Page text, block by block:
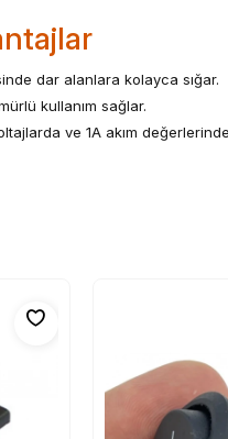
dar alanlara kolayca sığar.
kullanım sağlar.
ve 1A akım